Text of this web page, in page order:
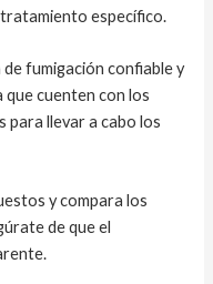
específico.
fumigación confiable y
que cuenten con los
para llevar a cabo los
y compara los
de que el